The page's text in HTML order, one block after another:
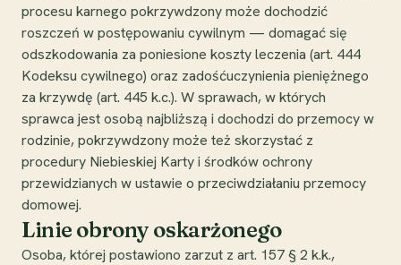
procesu karnego pokrzywdzony może dochodzić
roszczeń w postępowaniu cywilnym — domagać się
odszkodowania za poniesione koszty leczenia (art. 444
Kodeksu cywilnego) oraz zadośćuczynienia pieniężnego
za krzywdę (art. 445 k.c.). W sprawach, w których
sprawca jest osobą najbliższą i dochodzi do przemocy w
rodzinie, pokrzywdzony może też skorzystać z
procedury Niebieskiej Karty i środków ochrony
przewidzianych w ustawie o przeciwdziałaniu przemocy
domowej.
Linie obrony oskarżonego
Osoba, której postawiono zarzut z art. 157 § 2 k.k.,